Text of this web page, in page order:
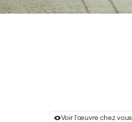
Voir l'œuvre chez vous